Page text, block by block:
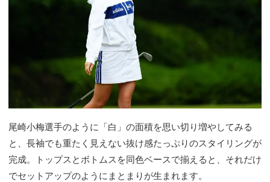
尾崎小梅選手のように「白」の面積を思い切り増やしてみる
と、長袖でも重たく見えない抜け感たっぷりのスタイリングが
完成。トップスとボトムスを同色ベースで揃えると、それだけ
でセットアップのようにまとまりが生まれます。